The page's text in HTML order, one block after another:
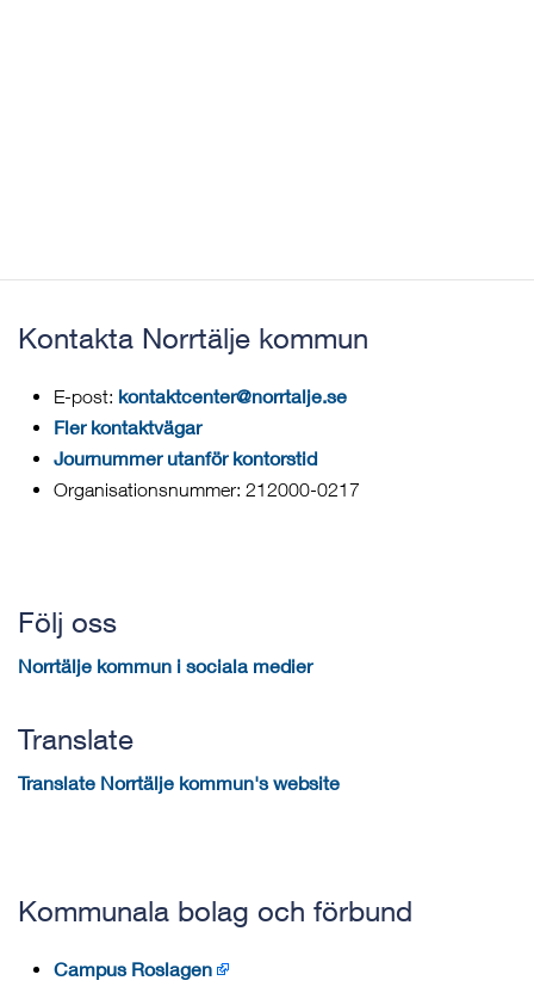
Kontakta Norrtälje kommun
E-post: kontaktcenter@norrtalje.se
Fler kontaktvägar
Journummer utanför kontorstid
Organisationsnummer: 212000-0217
Följ oss
Norrtälje kommun i sociala medier
Translate
Translate Norrtälje kommun's website
Kommunala bolag och förbund
Campus Roslagen